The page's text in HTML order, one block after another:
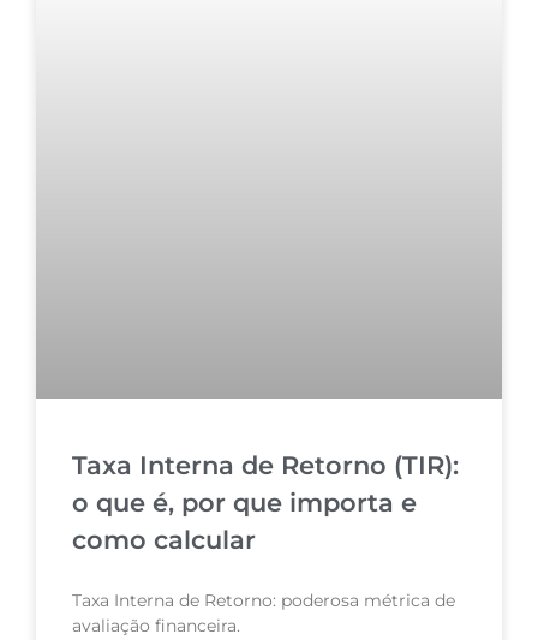
Taxa Interna de Retorno (TIR):
o que é, por que importa e
como calcular
Taxa Interna de Retorno: poderosa métrica de
avaliação financeira.